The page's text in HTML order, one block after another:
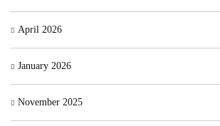
April 2026
January 2026
November 2025